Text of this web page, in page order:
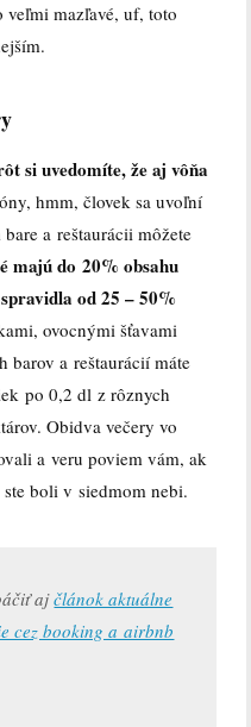
veľmi mazľavé, uf, toto
si uvedomíte, že aj vôňa
hmm, človek sa uvoľní
a reštaurácii môžete
majú do 20% obsahu
od 25 – 50%
ovocnými šťavami
barov a reštaurácií máte
po 0,2 dl z rôznych
Obidva večery vo
a veru poviem vám, ak
boli v siedmom nebi.
ajčlánok aktuálne
cez booking a airbnb